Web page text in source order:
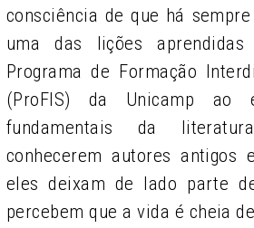
consciência de que há
uma das lições
Programa de Formação
(ProFIS) da Unicamp ao
fundamentais da
conhecerem autores antigos
eles deixam de lado parte
percebem que a vida é cheia